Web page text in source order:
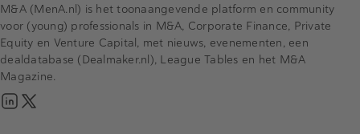
M&A (MenA.nl) is het toonaangevende platform en community
voor (young) professionals in M&A, Corporate Finance, Private
Equity en Venture Capital, met nieuws, evenementen, een
dealdatabase (Dealmaker.nl), League Tables en het M&A
Magazine.